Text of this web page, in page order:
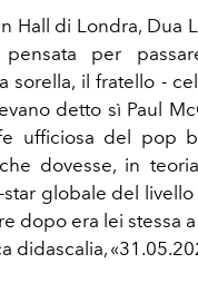
Hall di Londra, Dua
per
sorella, il fratello -
detto sì Paul
ufficiosa del pop
dovesse, in
globale del livello
dopo era lei stessa
didascalia,